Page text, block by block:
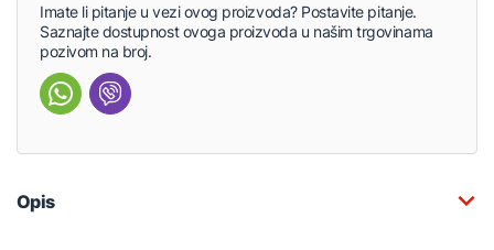
Imate li pitanje u vezi ovog proizvoda? Postavite pitanje.
Saznajte dostupnost ovoga proizvoda u našim trgovinama
pozivom na broj.
Opis